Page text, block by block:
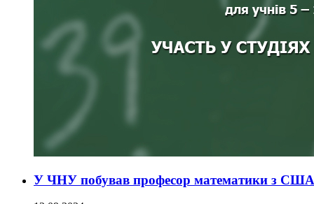
У ЧНУ побував професор математики з